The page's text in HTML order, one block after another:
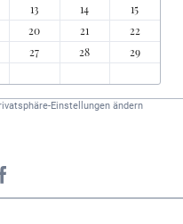
13 14
15
20 21
22
27 28
29
Einstellungen ändern